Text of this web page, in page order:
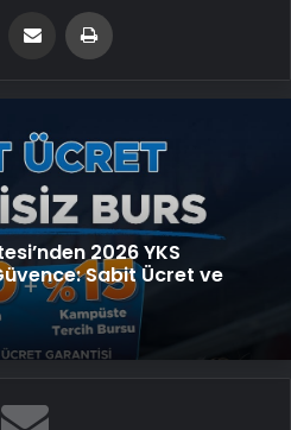
Email'den paylaş
2026 YKS
Sabit Ücret ve